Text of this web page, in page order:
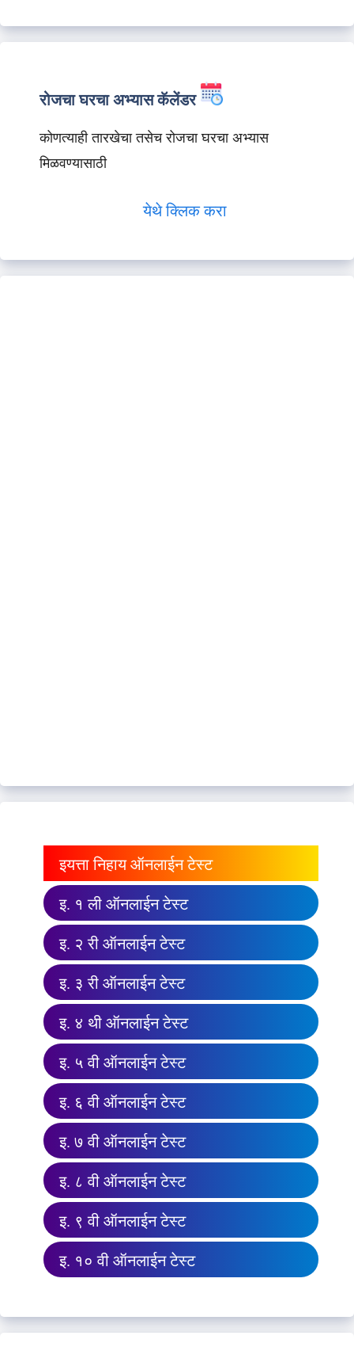
रोजचा घरचा अभ्यास कॅलेंडर
कोणत्याही तारखेचा तसेच रोजचा घरचा अभ्यास
मिळवण्यासाठी
येथे क्लिक करा
इयत्ता निहाय ऑनलाईन टेस्ट
इ. १ ली ऑनलाईन टेस्ट
इ. २ री ऑनलाईन टेस्ट
इ. ३ री ऑनलाईन टेस्ट
इ. ४ थी ऑनलाईन टेस्ट
इ. ५ वी ऑनलाईन टेस्ट
इ. ६ वी ऑनलाईन टेस्ट
इ. ७ वी ऑनलाईन टेस्ट
इ. ८ वी ऑनलाईन टेस्ट
इ. ९ वी ऑनलाईन टेस्ट
इ. १० वी ऑनलाईन टेस्ट